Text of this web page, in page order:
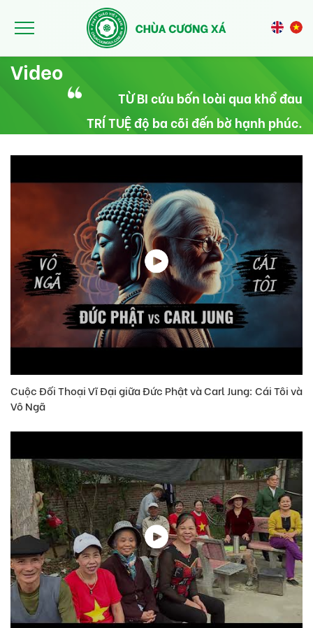
Video
TỪ BI cứu bốn loài qua khổ đau
TRÍ TUỆ độ ba cõi đến bờ hạnh phúc.
Cuộc Đối Thoại Vĩ Đại giữa Đức Phật và Carl Jung: Cái Tôi và
Vô Ngã